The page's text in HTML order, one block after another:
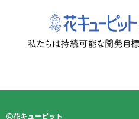
花キューピット